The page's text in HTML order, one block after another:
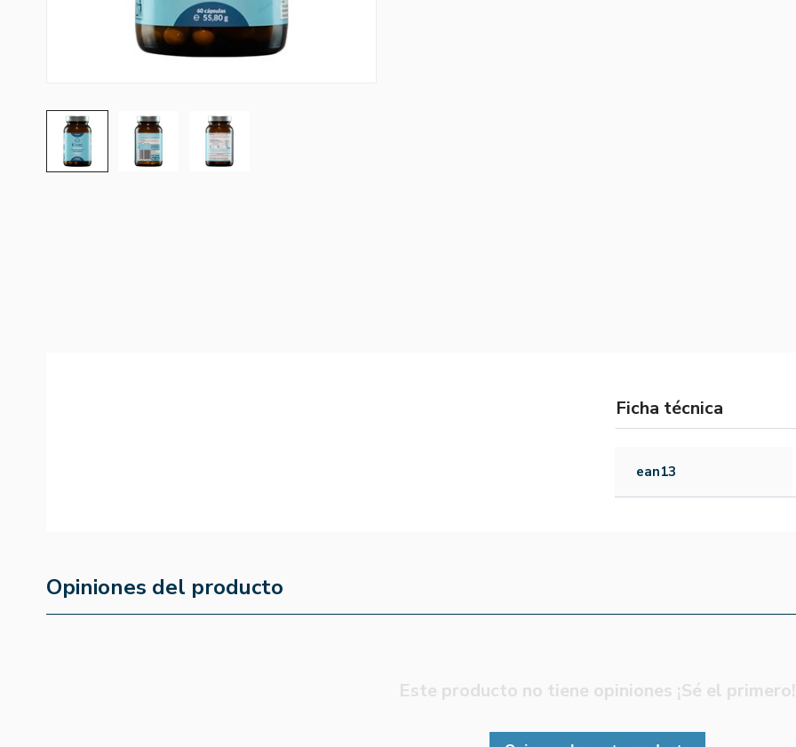
Ficha técnica
ean13
Opiniones del producto
Este producto no tiene opiniones ¡Sé el primero!